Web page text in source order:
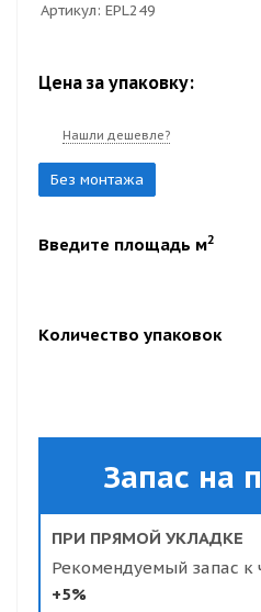
Артикул: EPL249
Цена за упаковку:
Нашли дешевле?
Без монтажа
Введите площадь м2
Количество упаковок
Запас на
ПРИ ПРЯМОЙ УКЛАДКЕ
Рекомендуемый запас к
+5%